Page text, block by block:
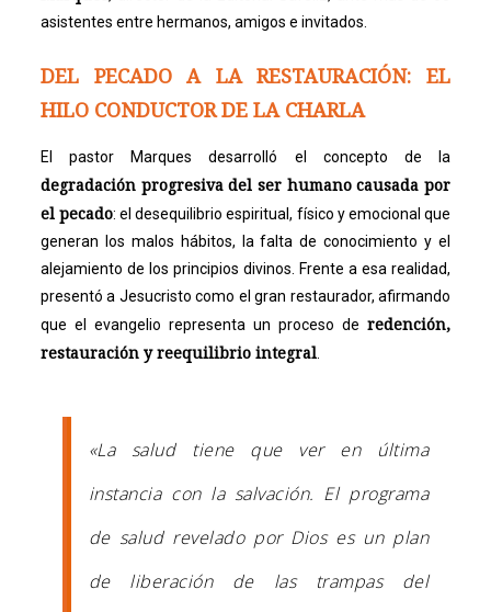
asistentes entre hermanos, amigos e invitados.
DEL PECADO A LA RESTAURACIÓN: EL
HILO CONDUCTOR DE LA CHARLA
El pastor Marques desarrolló el concepto de la
degradación progresiva del ser humano causada por
el pecado: el desequilibrio espiritual, físico y emocional que
generan los malos hábitos, la falta de conocimiento y el
alejamiento de los principios divinos. Frente a esa realidad,
presentó a Jesucristo como el gran restaurador, afirmando
que el evangelio representa un proceso deredención,
restauración y reequilibrio integral.
«La salud tiene que ver en última
instancia con la salvación. El programa
de salud revelado por Dios es un plan
de liberación de las trampas del